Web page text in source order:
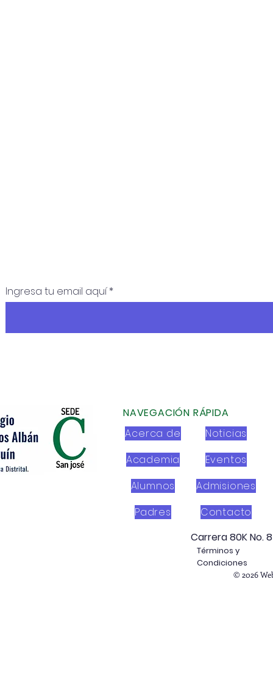
Ingresa tu email aquí
Acerca de
Academia
Alumnos
Padres
Noticias
Eventos
Admisiones
Contacto
NAVEGACIÓN RÁPIDA
Carrera 80K No.
Términos y
Condiciones
© 2026